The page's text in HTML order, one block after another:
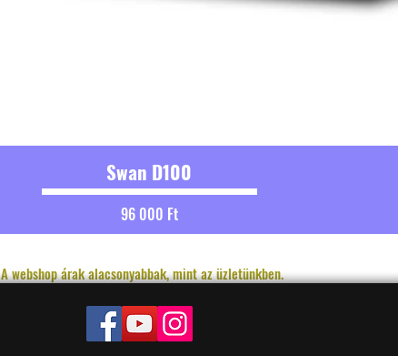
Swan D100
Ár
96 000 Ft
A webshop árak alacsonyabbak, mint az üzletünkben.